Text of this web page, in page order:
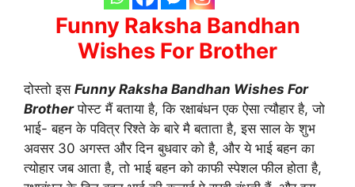
Funny Raksha Bandhan
Wishes For Brother
दोस्तो इस Funny Raksha Bandhan Wishes For
Brotherपोस्ट मैं बताया है, कि रक्षाबंधन एक ऐसा त्यौहार है, जो
भाई- बहन के पवित्र रिश्ते के बारे मै बताता है, इस साल के शुभ
अवसर 30 अगस्त और दिन बुधवार को है, और ये भाई बहन का
त्योहार जब आता है, तो भाई बहन को काफी स्पेशल फील होता है,